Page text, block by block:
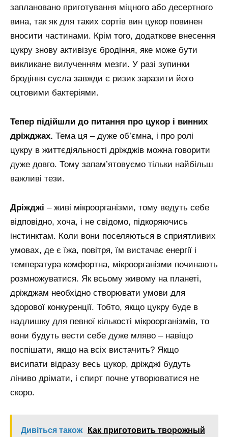
заплановано приготування міцного або десертного
вина, так як для таких сортів вин цукор повинен
вносити частинами. Крім того, додаткове внесення
цукру знову активізує бродіння, яке може бути
викликане вилученням мезги. У разі зупинки
бродіння сусла завжди є ризик заразити його
оцтовими бактеріями.
Тепер підійшли до питання про цукор і винних
дріжджах. Тема ця – дуже об’ємна, і про ролі
цукру в життєдіяльності дріжджів можна говорити
дуже довго. Тому запам’ятовуємо тільки найбільш
важливі тези.
Дріжджі – живі мікроорганізми, тому ведуть себе
відповідно, хоча, і не свідомо, підкоряючись
інстинктам. Коли вони поселяються в сприятливих
умовах, де є їжа, повітря, їм вистачає енергії і
температура комфортна, мікроорганізми починають
розмножуватися. Як всьому живому на планеті,
дріжджам необхідно створювати умови для
здорової конкуренції. Тобто, якщо цукру буде в
надлишку для певної кількості мікроорганізмів, то
вони будуть вести себе дуже мляво – навіщо
поспішати, якщо на всіх вистачить? Якщо
висипати відразу весь цукор, дріжджі будуть
ліниво дрімати, і спирт почне утворюватися не
скоро.
Дивіться також Как приготовить творожный